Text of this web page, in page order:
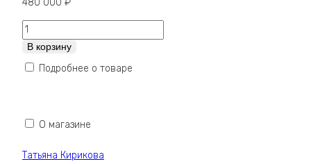
480 000 ₽
Количество
Картина
and
Sense,
В корзину
Подробнее о товаре
О магазине
Татьяна Кирикова